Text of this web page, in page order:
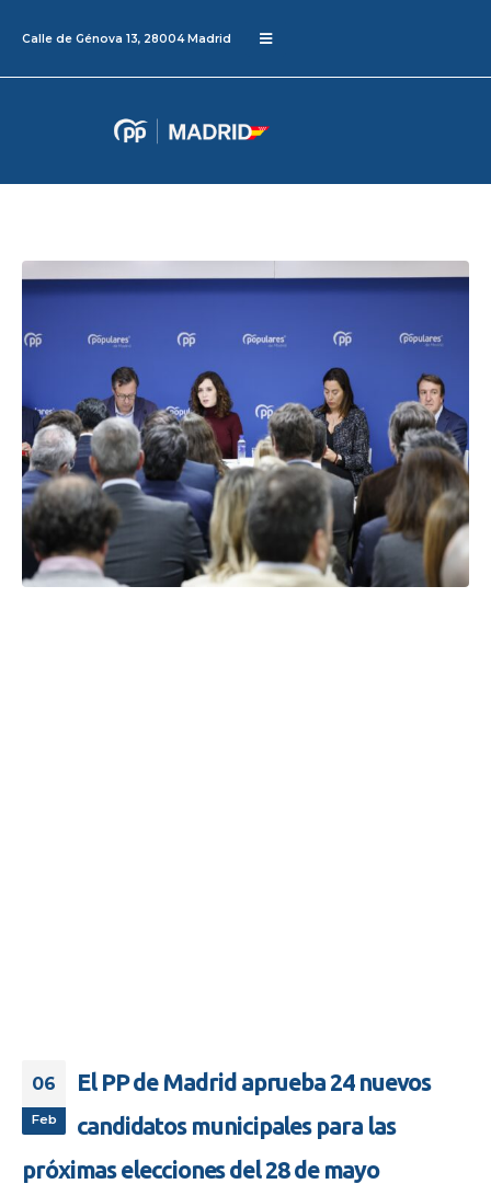
Calle de Génova 13, 28004 Madrid
06
Feb
El PP de Madrid aprueba 24 nuevos
candidatos municipales para las
próximas elecciones del 28 de mayo